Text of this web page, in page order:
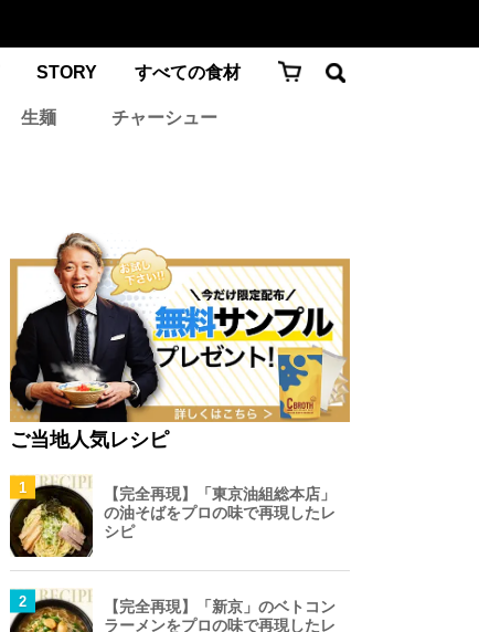
STORY すべての食材
生麺 チャーシュー
ご当地人気レシピ